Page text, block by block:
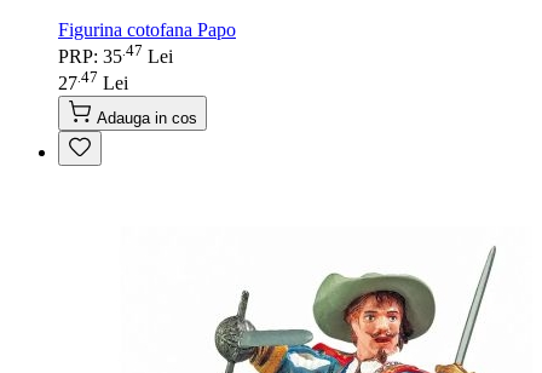
Figurina cotofana Papo
PRP: 35 47 Lei
27 47 Lei
Adauga in cos